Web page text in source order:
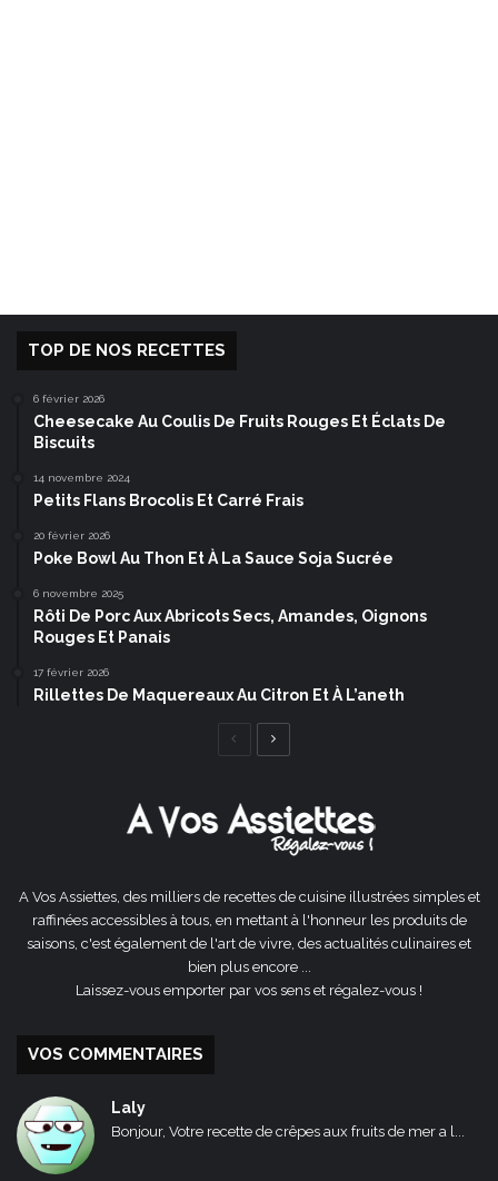
TOP DE NOS RECETTES
6 février 2026
Cheesecake Au Coulis De Fruits Rouges Et Éclats De
Biscuits
14 novembre 2024
Petits Flans Brocolis Et Carré Frais
20 février 2026
Poke Bowl Au Thon Et À La Sauce Soja Sucrée
6 novembre 2025
Rôti De Porc Aux Abricots Secs, Amandes, Oignons
Rouges Et Panais
17 février 2026
Rillettes De Maquereaux Au Citron Et À L’aneth
Page
A Vos Assiettes, des milliers de recettes de cuisine illustrées simples et
raffinées accessibles à tous, en mettant à l'honneur les produits de
saisons, c'est également de l'art de vivre, des actualités culinaires et
bien plus encore ...
Laissez-vous emporter par vos sens et régalez-vous !
VOS COMMENTAIRES
Laly
Bonjour, Votre recette de crêpes aux fruits de mer a l...